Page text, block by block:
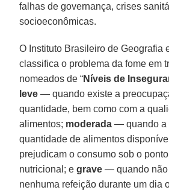
falhas de governança, crises
socioeconômicas.
O Instituto Brasileiro de Geografia
classifica o problema da fome em
nomeados de “Níveis de
leve — quando existe a
quantidade, bem como com a
alimentos; moderada — quando a
quantidade de alimentos
prejudicam o consumo sob o
nutricional; egrave — quando não
nenhuma refeição durante um dia